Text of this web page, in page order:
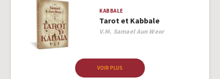
KABBALE
Tarot et Kabbale
Author
V.M. Samael Aun Weor
VOIR PLUS